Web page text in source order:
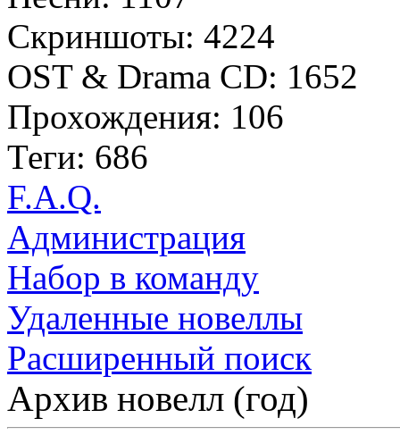
Скриншоты: 4224
OST & Drama CD: 1652
Прохождения: 106
Теги: 686
F.A.Q.
Администрация
Набор в команду
Удаленные новеллы
Расширенный поиск
Архив новелл (год)